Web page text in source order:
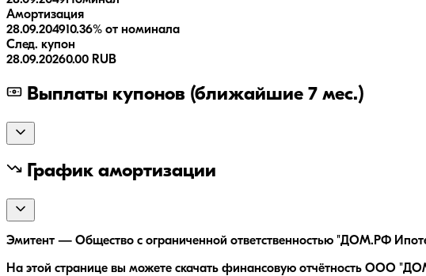
Амортизация
28.09.204910.36% от номинала
След. купон
28.09.20260.00 RUB
Выплаты купонов (ближайшие 7 мес.)
График амортизации
Эмитент — Общество с ограниченной ответственностью "ДОМ.РФ
На этой странице вы можете скачать финансовую отчётность ООО